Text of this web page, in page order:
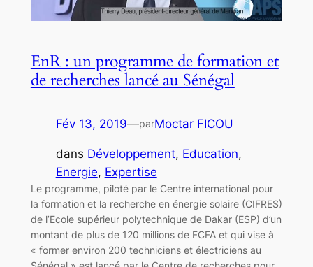
EnR : un programme de formation et
de recherches lancé au Sénégal
Fév 13, 2019—parMoctar FICOU
dans Développement, Education
Energie, Expertise
Le programme, piloté par le Centre international pour
la formation et la recherche en énergie solaire (CIFRES)
de l’Ecole supérieur polytechnique de Dakar (ESP) d’un
montant de plus de 120 millions de FCFA et qui vise à
« former environ 200 techniciens et électriciens au